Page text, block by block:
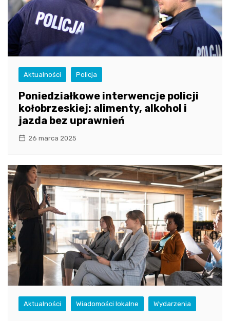
Aktualności Policja
Poniedziałkowe interwencje policji
kołobrzeskiej: alimenty, alkohol i
jazda bez uprawnień
26 marca 2025
Aktualności Wiadomości lokalne Wydarzenia